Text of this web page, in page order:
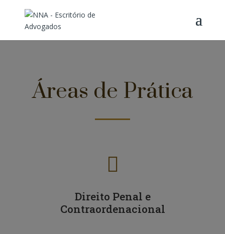
Áreas de Prática

Direito Penal e
Contraordenacional